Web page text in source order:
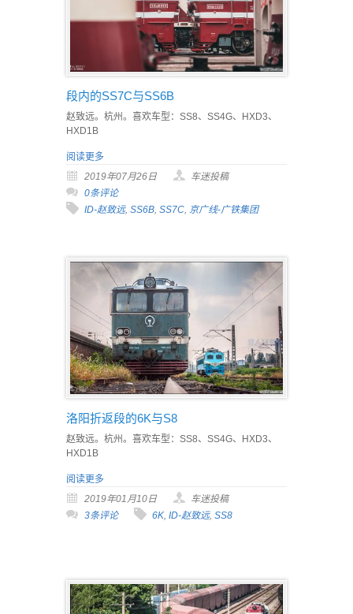
段内的SS7C与SS6B
赵致远。杭州。喜欢车型：SS8、SS4G、HXD3、
HXD1B
阅读更多
2019年07月26日
车迷投稿
0条评论
ID-赵致远, SS6B, SS7C, 京广线-广铁集团
洛阳折返段的6K与S8
赵致远。杭州。喜欢车型：SS8、SS4G、HXD3、
HXD1B
阅读更多
2019年01月10日
车迷投稿
3条评论
6K ID-赵致远, SS8